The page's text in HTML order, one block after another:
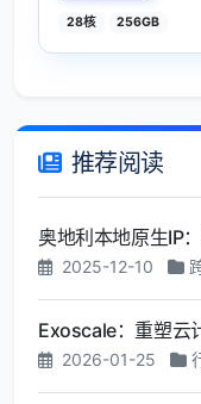
28核 256GB
推荐阅读
奥地利本地原生IP
2025-12-10
Exoscale：重塑云
2026-01-25